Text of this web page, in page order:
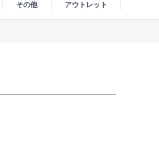
その他 アウトレット